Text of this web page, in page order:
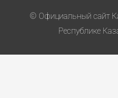
© Официальный сайт
Республике